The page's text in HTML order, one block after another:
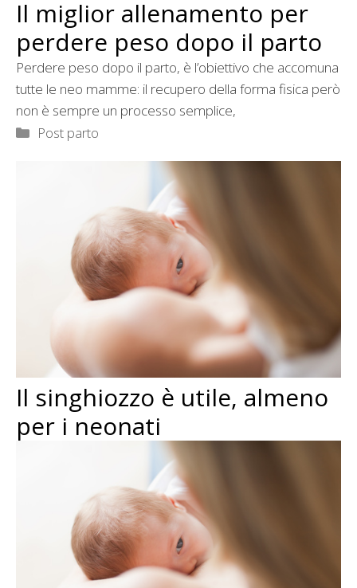
Il miglior allenamento per
perdere peso dopo il parto
Perdere peso dopo il parto, è l’obiettivo che accomuna
tutte le neo mamme: il recupero della forma fisica però
non è sempre un processo semplice,
Categorie
Post parto
Il singhiozzo è utile, almeno
per i neonati